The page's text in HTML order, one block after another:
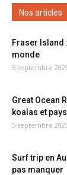
Nos articles
Fraser Island
monde
5 septembre
Great Ocean
koalas et
5 septembre
Surf trip en
pas manquer